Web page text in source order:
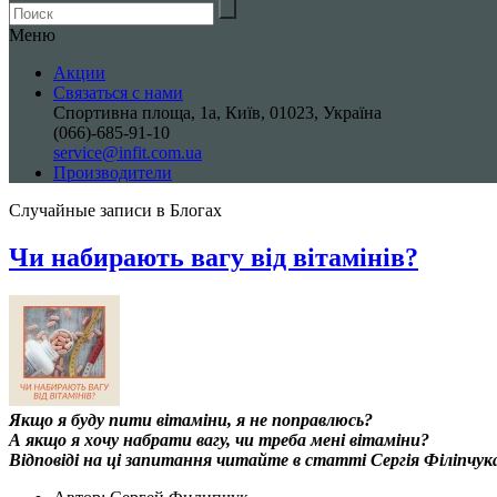
Меню
Акции
Связаться с нами
Спортивна площа, 1a, Київ, 01023, Україна
(066)-685-91-10
service@infit.com.ua
Производители
Случайные записи в Блогах
Чи набирають вагу від вітамінів?
Якщо я буду пити вітаміни, я не поправлюсь?
А якщо я хочу набрати вагу, чи треба мені вітаміни?
Відповіді на ці запитання читайте в статті Сергія